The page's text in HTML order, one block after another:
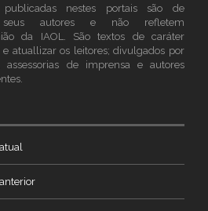
publicadas nestes portais são de
seus autores e não refletem
da IAOL. São textos de caráter
atuallizar os leitores; divulgados por
assessorias de imprensa e autores